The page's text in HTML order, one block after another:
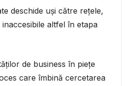
deschide uși către rețele,
altfel în etapa
de business în piețe
care îmbină cercetarea